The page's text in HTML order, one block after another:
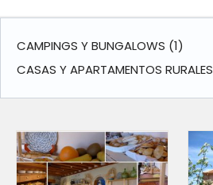
CAMPINGS Y BUNGALOWS (1)
CASAS Y APARTAMENTOS RURALES